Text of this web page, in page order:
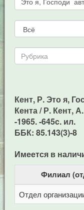
Кент, Р. Это я,
Кента / Р. Кент,
-1965. -645c. ил.
ББК: 85.143(3)-8
Имеется в
Филиал
Отдел